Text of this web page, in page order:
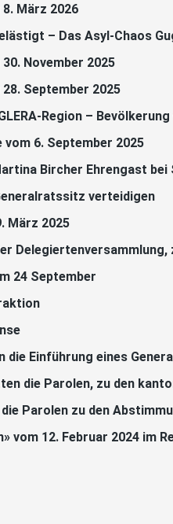
März 2026
– Das Asyl-Chaos
November 2025
September 2025
Region –
6. September 2025
Bircher Ehrengast bei
verteidigen
März 2025
Delegiertenversammlung,
24 September
die Einführung eines
die Parolen, zu den
Parolen zu den
vom 12. Februar 2024 im